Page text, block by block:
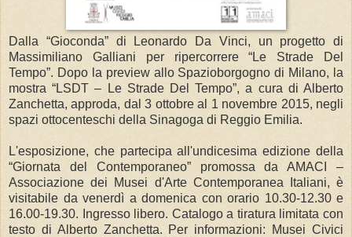
Dalla “Gioconda” di Leonardo Da Vinci, un progetto di
Massimiliano Galliani per ripercorrere “Le Strade Del
Tempo”. Dopo la preview allo Spazioborgogno di Milano, la
mostra “LSDT – Le Strade Del Tempo”, a cura di Alberto
Zanchetta, approda, dal 3 ottobre al 1 novembre 2015, negli
spazi ottocenteschi della Sinagoga di Reggio Emilia.
L'esposizione, che partecipa all'undicesima edizione della
“Giornata del Contemporaneo” promossa da AMACI –
Associazione dei Musei d'Arte Contemporanea Italiani, è
visitabile da venerdì a domenica con orario 10.30-12.30 e
16.00-19.30. Ingresso libero. Catalogo a tiratura limitata con
testo di Alberto Zanchetta. Per informazioni: Musei Civici